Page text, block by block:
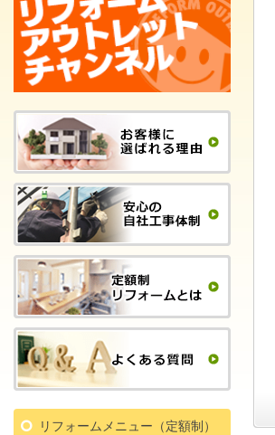
リフォームメニュー（定額制）